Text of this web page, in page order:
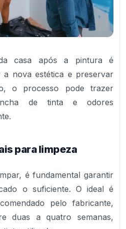
casa após a pintura é
a nova estética e preservar
o processo pode trazer
de tinta e odores
para limpeza
é fundamental garantir
o suficiente. O ideal é
pelo fabricante,
duas a quatro semanas,